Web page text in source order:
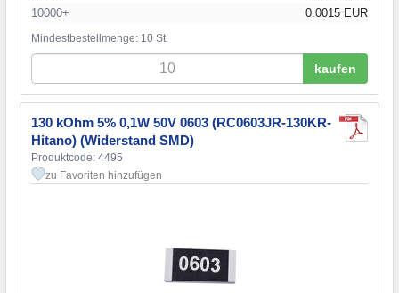
10000+
0.0015 EUR
Mindestbestellmenge: 10 St.
kaufen
130 kOhm 5% 0,1W 50V 0603 (RC0603JR-130KR-
Hitano) (Widerstand SMD)
Produktcode: 4495
zu Favoriten hinzufügen